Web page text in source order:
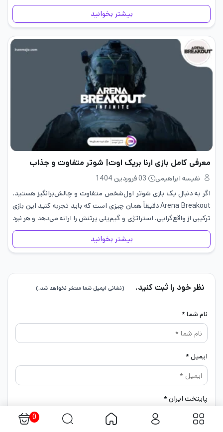
می…
بیشتر بخوانید
معرفی کامل بازی ارنا بریک اوت| شوتر متفاوت و جذاب
نفیسه ابراهیمی
03 فروردین 1404
اگر به دنبال یک بازی شوتر اول‌شخص متفاوت و چالش‌برانگیز هستید،
Arena Breakout دقیقاً همان چیزی است که باید تجربه کنید این بازی
ترکیبی از واقع‌گرایی، استراتژی و گیم‌پلی پرتنش را ارائه می‌دهد و هر نبرد
در آن به آزمونی…
بیشتر بخوانید
نظر خود را ثبت کنید. (نشانی ایمیل شما منتشر نخواهد شد.)
نام شما *
ایمیل *
پایتخت ایران *
0